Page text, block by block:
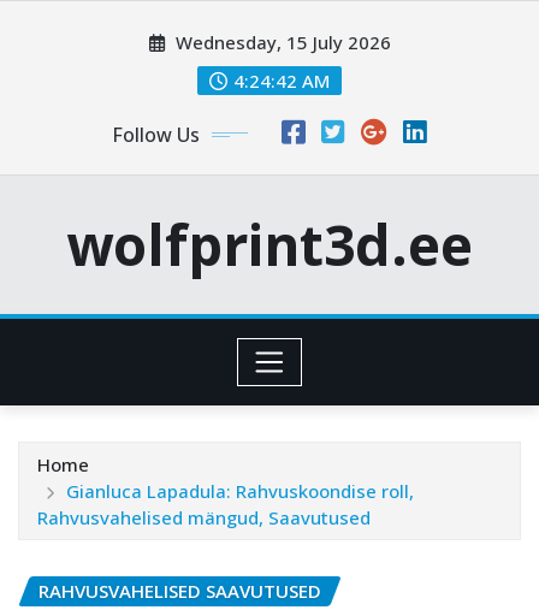
Wednesday, 15 July 2026
4:24:43 AM
Follow Us
wolfprint3d.ee
Home
Gianluca Lapadula: Rahvuskoondise roll,
Rahvusvahelised mängud, Saavutused
RAHVUSVAHELISED SAAVUTUSED